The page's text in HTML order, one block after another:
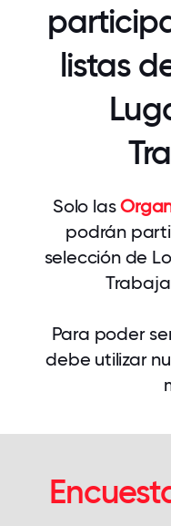
listas
Solo las
podrán
selección de
Para poder
debe utilizar